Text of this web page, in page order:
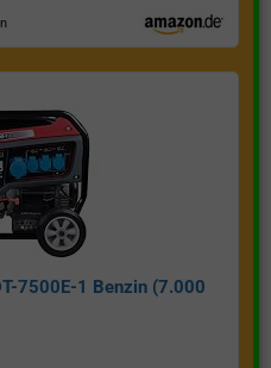
7500E-1 Benzin (7.000